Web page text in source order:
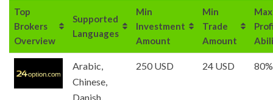
Top
Brokers
Overview
Supported
Languages
Min
Investment
Amount
Min
Trade
Amount
Max
Arabic,
Chinese,
Danish,
250 USD 24 USD 80%